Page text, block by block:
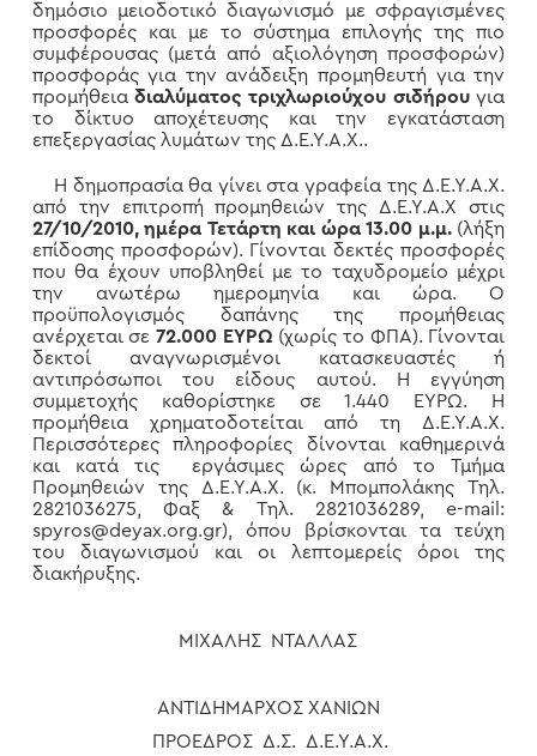
δημόσιο μειοδοτικό διαγωνισμό με σφραγισμένες
προσφορές και με το σύστημα επιλογής της πιο
συμφέρουσας (μετά από αξιολόγηση προσφορών)
προσφοράς για την ανάδειξη προμηθευτή για την
προμήθειαδιαλύματος τριχλωριούχου σιδήρουγια
το δίκτυο αποχέτευσης και την εγκατάσταση
επεξεργασίας λυμάτων της Δ.Ε.Υ.Α.Χ..
Η δημοπρασία θα γίνει στα γραφεία της Δ.Ε.Υ.Α.Χ.
από την επιτροπή προμηθειών της Δ.Ε.Υ.Α.Χ στις
27/10/2010, ημέρα Τετάρτη και ώρα 13.00 μ.μ. (λήξη
επίδοσης προσφορών). Γίνονται δεκτές προσφορές
που θα έχουν υποβληθεί με το ταχυδρομείο μέχρι
την ανωτέρω ημερομηνία και ώρα. Ο
προϋπολογισμός δαπάνης της προμήθειας
ανέρχεται σε72.000 ΕΥΡΩ (χωρίς το ΦΠΑ). Γίνονται
δεκτοί αναγνωρισμένοι κατασκευαστές ή
αντιπρόσωποι του είδους αυτού. Η εγγύηση
συμμετοχής καθορίστηκε σε 1.440 ΕΥΡΩ. Η
προμήθεια χρηματοδοτείται από τη Δ.Ε.Υ.Α.Χ.
Περισσότερες πληροφορίες δίνονται καθημερινά
και κατά τις εργάσιμες ώρες από το Τμήμα
Προμηθειών της Δ.Ε.Υ.Α.Χ. (κ. Μπομπολάκης Τηλ.
2821036275, Φαξ & Τηλ. 2821036289, e-mail:
spyros@deyax.org.gr), όπου βρίσκονται τα τεύχη
του διαγωνισμού και οι λεπτομερείς όροι της
διακήρυξης.
ΜΙΧΑΛΗΣ ΝΤΑΛΛΑΣ
ΑΝΤΙΔΗΜΑΡΧΟΣ ΧΑΝΙΩΝ
ΠΡΟΕΔΡΟΣ Δ.Σ. Δ.Ε.Υ.Α.Χ.